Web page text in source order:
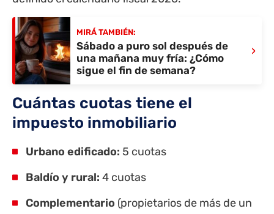
MIRÁ TAMBIÉN:
Sábado a puro sol después de
una mañana muy fría: ¿Cómo
sigue el fin de semana?
›
Cuántas cuotas tiene el
impuesto inmobiliario
Urbano edificado: 5 cuotas
Baldío y rural: 4 cuotas
Complementario (propietarios de más de un